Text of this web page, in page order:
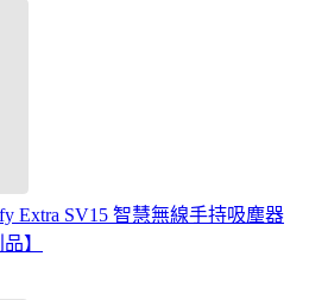
Extra SV15 智慧無線手持吸塵器
】